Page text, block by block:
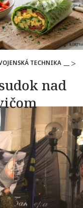
TECHNIKA